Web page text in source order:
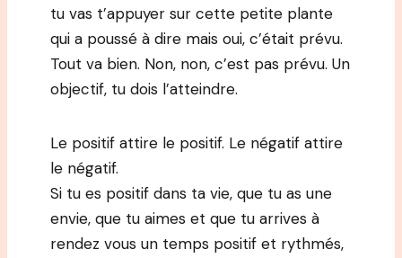
tu vas t’appuyer sur cette petite plante
qui a poussé à dire mais oui, c’était prévu.
Tout va bien. Non, non, c’est pas prévu. Un
objectif, tu dois l’atteindre.
Le positif attire le positif. Le négatif attire
le négatif.
Si tu es positif dans ta vie, que tu as une
envie, que tu aimes et que tu arrives à
rendez vous un temps positif et rythmés,